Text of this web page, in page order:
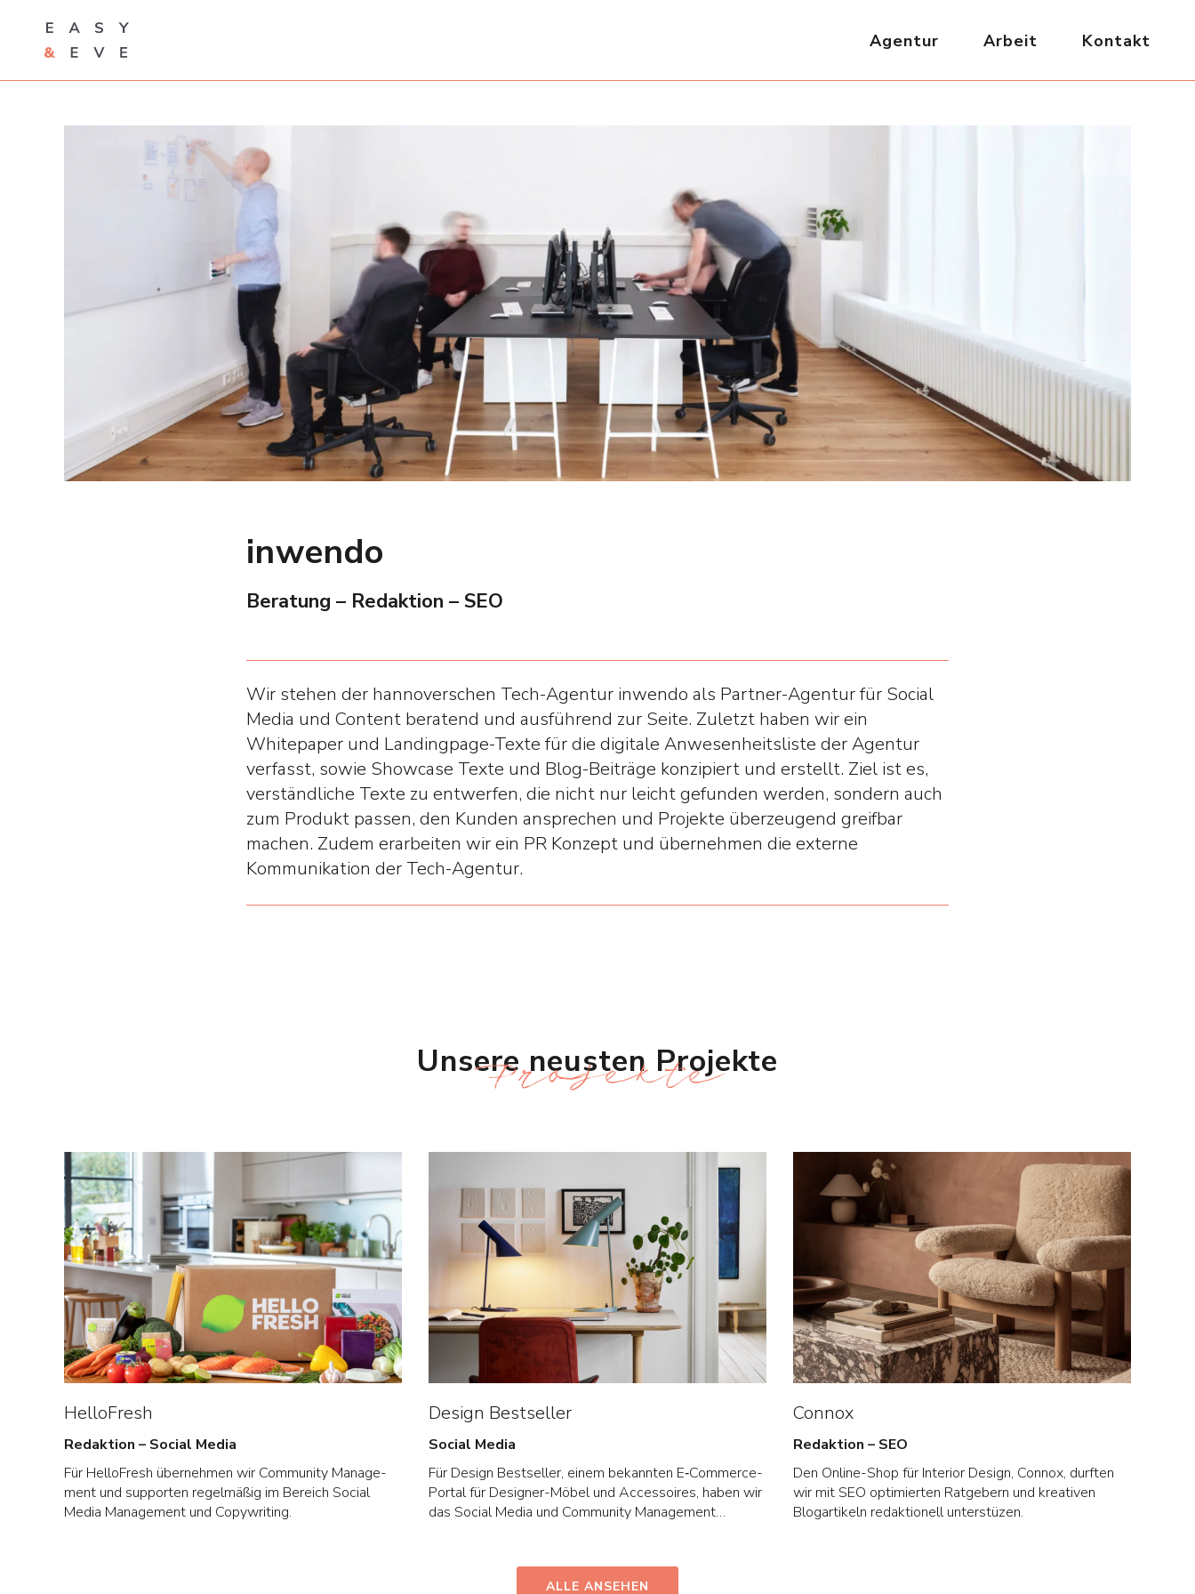
Agentur Arbeit Kontakt
inwendo
Beratung – Redaktion – SEO
Wir stehen der hannoverschen Tech-Agentur inwendo als Partner-Agentur für Social
Media und Content beratend und ausführend zur Seite. Zuletzt haben wir ein
Whitepaper und Landingpage-Texte für die digitale Anwesenheitsliste der Agentur
verfasst, sowie Showcase Texte und Blog-Beiträge konzipiert und erstellt. Ziel ist es,
verständliche Texte zu entwerfen, die nicht nur leicht gefunden werden, sondern auch
zum Produkt passen, den Kunden ansprechen und Projekte überzeugend greifbar
machen. Zudem erarbeiten wir ein PR Konzept und übernehmen die externe
Kommunikation der Tech-Agentur.
Unsere neusten Projekte
Pro­jekte
HelloFresh
Redaktion – Social Media
Für HelloFresh über­neh­men wir Com­mu­nity Manage­
ment und sup­porten regel­mä­ßig im Bereich Social
Media Manage­ment und Copywriting.
Design Bestseller
Social Media
Für Design Best­sel­ler, einem bekann­ten E‑Com­merce-
Por­tal für Desi­gner-Möbel und Acces­soires, haben wir
das Social Media und Com­mu­nity Manage­ment
Connox
Redaktion – SEO
Den Online-Shop für Inte­rior Design, Connox, durf­ten
wir mit SEO opti­mier­ten Rat­ge­bern und krea­ti­ven
Blog­ar­ti­keln redak­tio­nell unterstüzen.
ALLE ANSEHEN